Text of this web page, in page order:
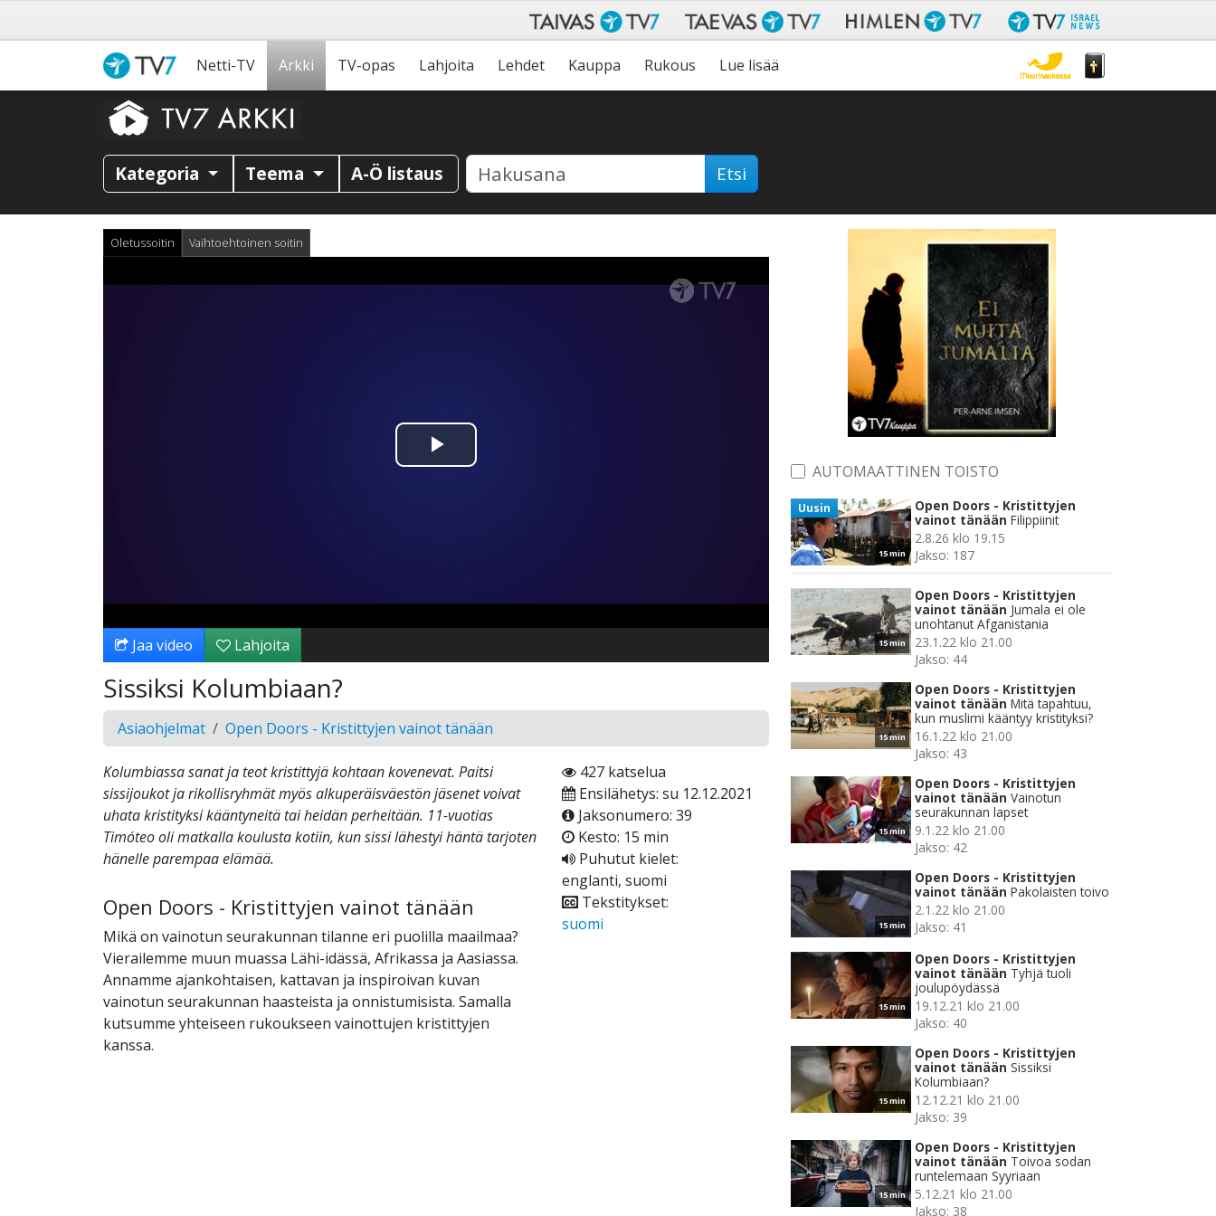
Netti-TV Arkki TV-opas Lahjoita Lehdet Kauppa Rukous Lue lisää
Kategoria Teema A-Ö listaus Etsi
Oletussoitin Vaihtoehtoinen soitin
Toista
Jaa video Lahjoita
Sissiksi Kolumbiaan?
Asiaohjelmat Open Doors - Kristittyjen vainot tänään
Kolumbiassa sanat ja teot kristittyjä kohtaan kovenevat. Paitsi
sissijoukot ja rikollisryhmät myös alkuperäisväestön jäsenet voivat
uhata kristityksi kääntyneitä tai heidän perheitään. 11-vuotias
Timóteo oli matkalla koulusta kotiin, kun sissi lähestyi häntä tarjoten
hänelle parempaa elämää.
Open Doors - Kristittyjen vainot tänään
Mikä on vainotun seurakunnan tilanne eri puolilla maailmaa?
Vierailemme muun muassa Lähi-idässä, Afrikassa ja Aasiassa.
Annamme ajankohtaisen, kattavan ja inspiroivan kuvan
vainotun seurakunnan haasteista ja onnistumisista. Samalla
kutsumme yhteiseen rukoukseen vainottujen kristittyjen
kanssa.
427 katselua
Ensilähetys: su 12.12.2021
Jaksonumero: 39
Kesto: 15 min
Puhutut kielet:
englanti, suomi
Tekstitykset:
suomi
AUTOMAATTINEN TOISTO
15 min
Uusin
Open Doors - Kristittyjen
vainot tänään Filippiinit
2.8.26 klo 19.15
Jakso: 187
15 min
Open Doors - Kristittyjen
vainot tänään Jumala ei ole
unohtanut Afganistania
23.1.22 klo 21.00
Jakso: 44
15 min
Open Doors - Kristittyjen
vainot tänään Mitä tapahtuu,
kun muslimi kääntyy kristityksi?
16.1.22 klo 21.00
Jakso: 43
15 min
Open Doors - Kristittyjen
vainot tänään Vainotun
seurakunnan lapset
9.1.22 klo 21.00
Jakso: 42
15 min
Open Doors - Kristittyjen
vainot tänään Pakolaisten toivo
2.1.22 klo 21.00
Jakso: 41
15 min
Open Doors - Kristittyjen
vainot tänään Tyhjä tuoli
joulupöydässä
19.12.21 klo 21.00
Jakso: 40
15 min
Open Doors - Kristittyjen
vainot tänään Sissiksi
Kolumbiaan?
12.12.21 klo 21.00
Jakso: 39
15 min
Open Doors - Kristittyjen
vainot tänään Toivoa sodan
runtelemaan Syyriaan
5.12.21 klo 21.00
Jakso: 38